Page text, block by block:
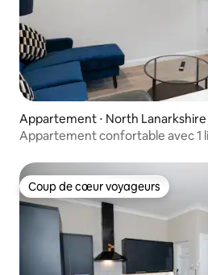
Appartement ⋅ North Lanarkshire
Appartement confortable avec 1
Coup de cœur voyageurs
Coup de cœur voyageurs